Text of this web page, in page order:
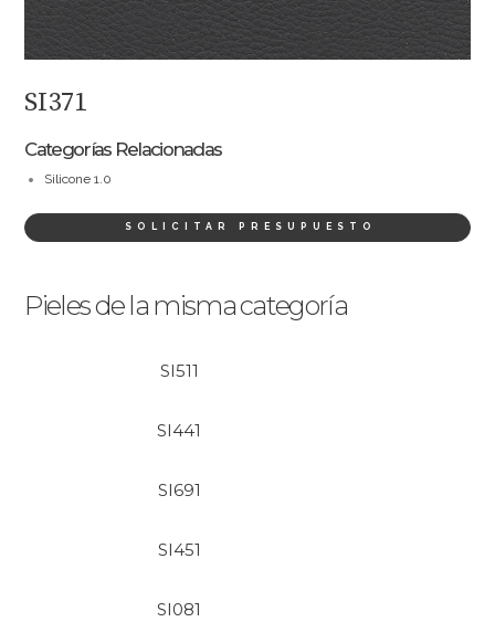
SI371
Categorías Relacionadas
Silicone 1.0
SOLICITAR PRESUPUESTO
Pieles de la misma categoría
SI511
SI441
SI691
SI451
SI081